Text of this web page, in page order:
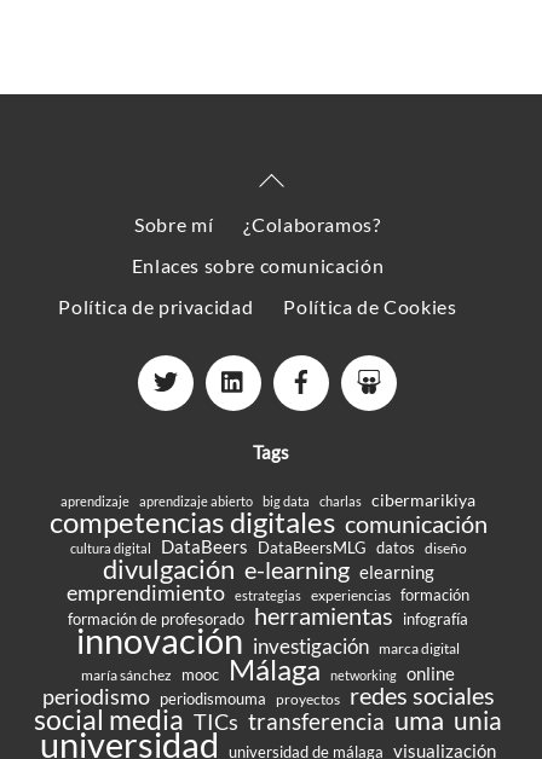
Back
Top
Sobre mí
¿Colaboramos?
Enlaces sobre comunicación
Política de privacidad
Política de Cookies
Tags
aprendizaje aprendizaje abierto big data charlas cibermarikiya
competencias digitales comunicación
cultura digital DataBeers DataBeersMLG datos diseño
divulgación e-learning elearning
emprendimiento estrategias experiencias formación
formación de profesorado herramientas infografía
innovación investigación marca digital
maría sánchez
mooc Málaga networking online
periodismo periodismouma proyectos redes sociales
social media TICs transferencia uma unia
universidad universidad de málaga visualización